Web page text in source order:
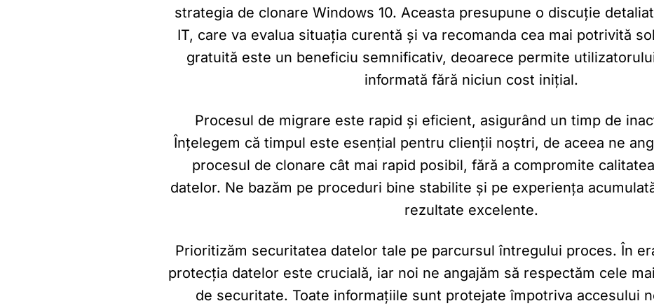
strategia de clonare Windows 10. Aceasta presupune o discuție
IT, care va evalua situația curentă și va recomanda cea mai potrivită
gratuită este un beneficiu semnificativ, deoarece permite
informată fără niciun cost inițial.
Procesul de migrare este rapid și eficient, asigurând un timp de
Înțelegem că timpul este esențial pentru clienții noștri, de aceea ne
procesul de clonare cât mai rapid posibil, fără a compromite
datelor. Ne bazăm pe proceduri bine stabilite și pe experiența
rezultate excelente.
Prioritizăm securitatea datelor tale pe parcursul întregului proces. În
protecția datelor este crucială, iar noi ne angajăm să respectăm cele
de securitate. Toate informațiile sunt protejate împotriva accesului